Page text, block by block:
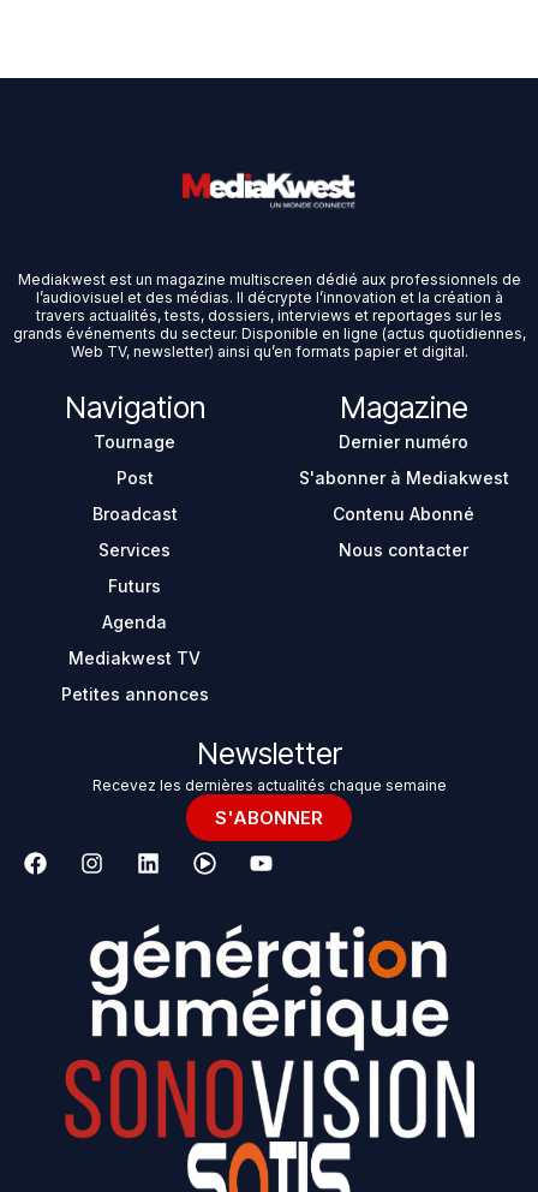
Mediakwest est un magazine multiscreen dédié aux professionnels de
l’audiovisuel et des médias. Il décrypte l’innovation et la création à
travers actualités, tests, dossiers, interviews et reportages sur les
grands événements du secteur. Disponible en ligne (actus quotidiennes,
Web TV, newsletter) ainsi qu’en formats papier et digital.
Navigation
Tournage
Post
Broadcast
Services
Futurs
Agenda
Mediakwest TV
Petites annonces
Magazine
Dernier numéro
S'abonner à Mediakwest
Contenu Abonné
Nous contacter
Newsletter
Recevez les dernières actualités chaque semaine
S'ABONNER